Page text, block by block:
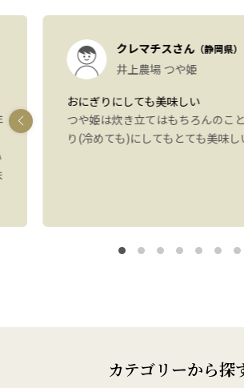
クレマチスさん（静岡県）
井上農場 つや姫
おにぎりにしても美味しい
つや姫は炊き立てはもちろんのこ
り(冷めても)にしてもとても美味し
カテゴリーから探